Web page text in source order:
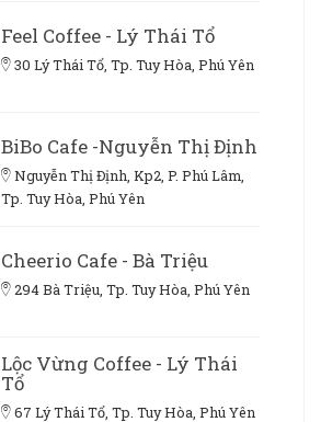
Feel Coffee - Lý Thái Tổ
30 Lý Thái Tổ, Tp. Tuy Hòa, Phú Yên
BiBo Cafe -Nguyễn Thị Định
Nguyễn Thị Định, Kp2, P. Phú Lâm,
Tp. Tuy Hòa, Phú Yên
Cheerio Cafe - Bà Triệu
294 Bà Triệu, Tp. Tuy Hòa, Phú Yên
Lộc Vừng Coffee - Lý Thái
Tổ
67 Lý Thái Tổ, Tp. Tuy Hòa, Phú Yên